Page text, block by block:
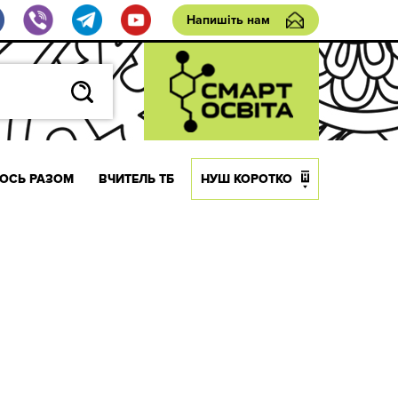
Напишіть нам
РАЗОМ ВЧИТЕЛЬ ТБ НУШ КОРОТКО